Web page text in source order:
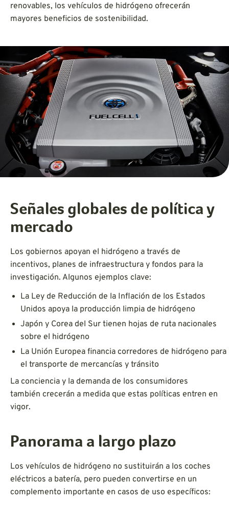
renovables, los vehículos de hidrógeno ofrecerán
mayores beneficios de sostenibilidad.
Señales globales de política y
mercado
Los gobiernos apoyan el hidrógeno a través de
incentivos, planes de infraestructura y fondos para la
investigación. Algunos ejemplos clave:
La Ley de Reducción de la Inflación de los Estados
Unidos apoya la producción limpia de hidrógeno
Japón y Corea del Sur tienen hojas de ruta nacionales
sobre el hidrógeno
La Unión Europea financia corredores de hidrógeno para
el transporte de mercancías y tránsito
La conciencia y la demanda de los consumidores
también crecerán a medida que estas políticas entren en
vigor.
Panorama a largo plazo
Los vehículos de hidrógeno no sustituirán a los coches
eléctricos a batería, pero pueden convertirse en un
complemento importante en casos de uso específicos: